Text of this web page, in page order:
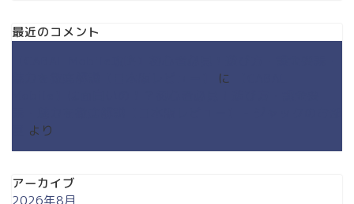
最近のコメント
に
より
アーカイブ
2026年8月